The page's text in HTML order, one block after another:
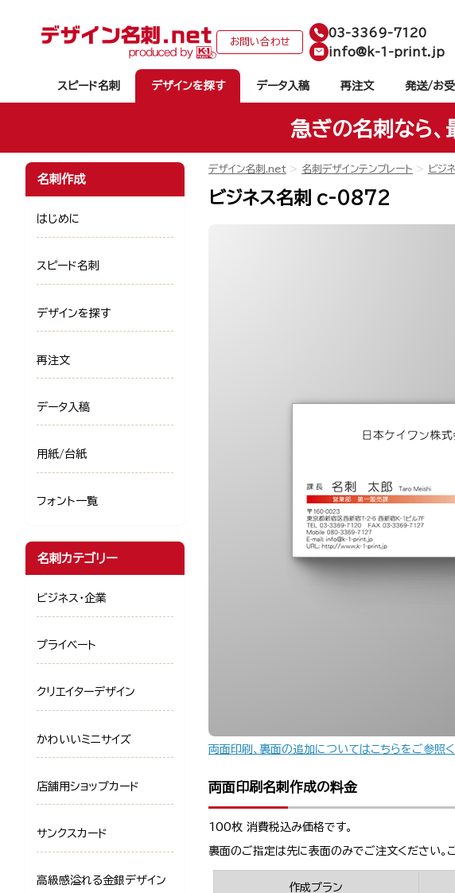
お問い合わせ
03-3369-7120
info@k-1-print.jp
スピード名刺 デザインを探す データ入稿 再注文 発送/お受
急ぎの名刺なら
デザイン名刺.net 名刺デザインテンプレート ビジ
ビジネス名刺 c-0872
両面印刷、裏面の追加についてはこちらをご参照く
両面印刷名刺作成の料金
100枚 消費税込み価格です。
裏面のご指定は先に表面のみでご注文ください。
作成プラン
名刺作成
はじめに
スピード名刺
デザインを探す
再注文
データ入稿
用紙/台紙
フォント一覧
名刺カテゴリー
ビジネス・企業
プライベート
クリエイターデザイン
かわいいミニサイズ
店舗用ショップカード
サンクスカード
高級感溢れる金銀デザイン